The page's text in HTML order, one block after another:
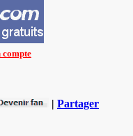
compte
| Partager